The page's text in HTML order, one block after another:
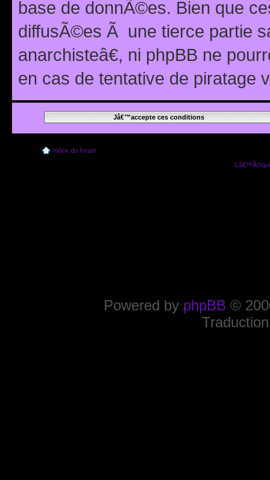
base de donnÃ©es. Bien que
diffusÃ©es Ã une tierce partie
anarchisteâ€, ni phpBB ne
en cas de tentative de piratage
Index du forum
Powered by phpBB ©